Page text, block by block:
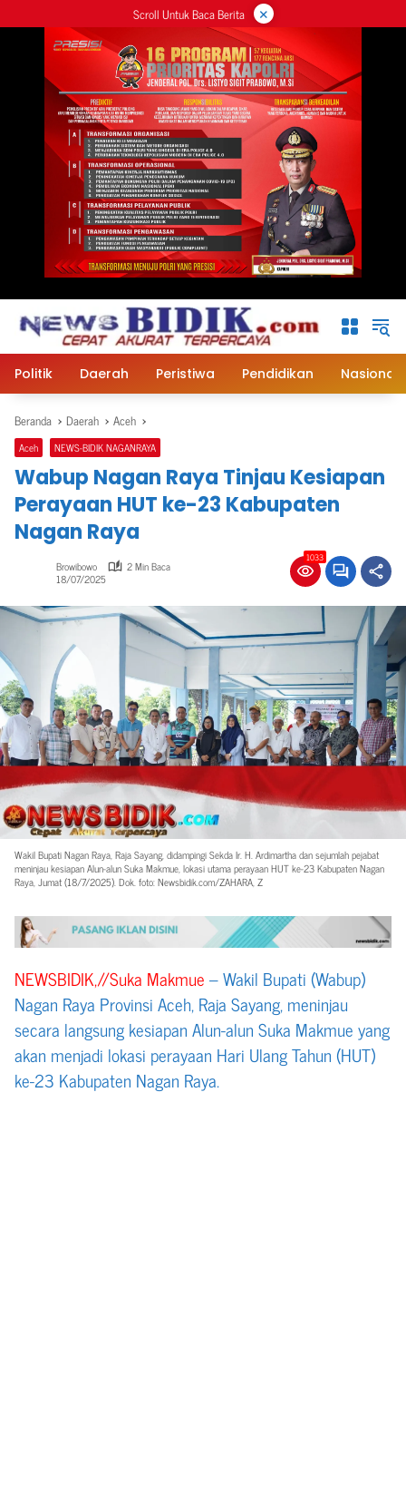
ke
Scroll Untuk Baca Berita ×
Politik Daerah Peristiwa Pendidikan Nasional
Beranda Daerah Aceh
Aceh NEWS-BIDIK NAGANRAYA
Wabup Nagan Raya Tinjau Kesiapan
Perayaan HUT ke-23 Kabupaten
Nagan Raya
Browibowo 2 Min Baca
18/07/2025
1033
Wakil Bupati Nagan Raya, Raja Sayang, didampingi Sekda Ir. H. Ardimartha dan sejumlah pejabat
meninjau kesiapan Alun-alun Suka Makmue, lokasi utama perayaan HUT ke-23 Kabupaten Nagan
Raya, Jumat (18/7/2025). Dok. foto: Newsbidik.com/ZAHARA, Z
NEWSBIDIK,//Suka Makmue– Wakil Bupati (Wabup)
Nagan Raya Provinsi Aceh, Raja Sayang, meninjau
secara langsung kesiapan Alun-alun Suka Makmue yang
akan menjadi lokasi perayaan Hari Ulang Tahun (HUT)
ke-23 Kabupaten Nagan Raya.